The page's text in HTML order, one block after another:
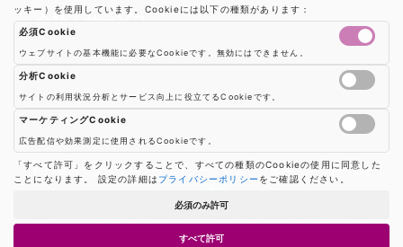
RFIDアンテナ
RFIDプリンター
RFIDタグ
ソリューション
バーコードスキャナ
マシンビジョン
防爆製品
RFIDシールド
技術記事一覧
活用事例
よくある質問
用語集
業界別RFID活用例
保守・メンテナンス
会社・サービス
会社概要
お知らせ
プレスリリース
お問い合わせ
事業内容
事業内容一覧
機器販売
コンサルティング
利用規約 | プライバシーポリシー | ショップ案内 | クッキー設定
© 2026 シェン・ヒーロー株式会社 / Sheng Hero Corporation All Rights
Reserved.
ッキー）を使用しています。Cookieには以下の種類があります：
必須Cookie
ウェブサイトの基本機能に必要なCookieです。無効にはできません。
分析Cookie
サイトの利用状況分析とサービス向上に役立てるCookieです。
Google AnalyticsやGoogle Tag Managerなどの分析ツールのCookieを制御しま
マーケティングCookie
広告配信や効果測定に使用されるCookieです。
広告配信や効果測定のためのCookieを制御します
「すべて許可」をクリックすることで、すべての種類のCookieの使用に同意した
ことになります。 設定の詳細は プライバシーポリシー をご確認ください。
必須のみ許可
すべて許可